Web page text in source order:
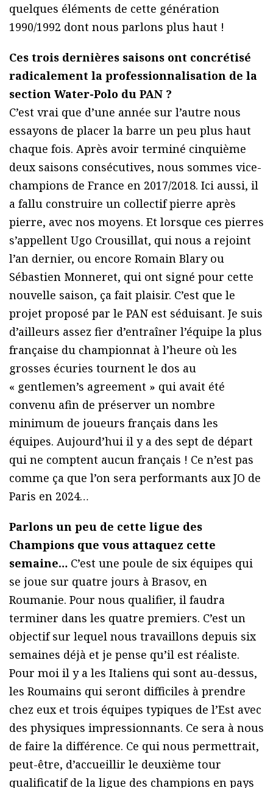
quelques éléments de cette génération
1990/1992 dont nous parlons plus haut !
Ces trois dernières saisons ont concrétisé
radicalement la professionnalisation de la
section Water-Polo du PAN ?
C’est vrai que d’une année sur l’autre nous
essayons de placer la barre un peu plus haut
chaque fois. Après avoir terminé cinquième
deux saisons consécutives, nous sommes vice-
champions de France en 2017/2018. Ici aussi, il
a fallu construire un collectif pierre après
pierre, avec nos moyens. Et lorsque ces pierres
s’appellent Ugo Crousillat, qui nous a rejoint
l’an dernier, ou encore Romain Blary ou
Sébastien Monneret, qui ont signé pour cette
nouvelle saison, ça fait plaisir. C’est que le
projet proposé par le PAN est séduisant. Je suis
d’ailleurs assez fier d’entraîner l’équipe la plus
française du championnat à l’heure où les
grosses écuries tournent le dos au
« gentlemen’s agreement » qui avait été
convenu afin de préserver un nombre
minimum de joueurs français dans les
équipes. Aujourd’hui il y a des sept de départ
qui ne comptent aucun français ! Ce n’est pas
comme ça que l’on sera performants aux JO de
Paris en 2024…
Parlons un peu de cette ligue des
Champions que vous attaquez cette
semaine… C’est une poule de six équipes qui
se joue sur quatre jours à Brasov, en
Roumanie. Pour nous qualifier, il faudra
terminer dans les quatre premiers. C’est un
objectif sur lequel nous travaillons depuis six
semaines déjà et je pense qu’il est réaliste.
Pour moi il y a les Italiens qui sont au-dessus,
les Roumains qui seront difficiles à prendre
chez eux et trois équipes typiques de l’Est avec
des physiques impressionnants. Ce sera à nous
de faire la différence. Ce qui nous permettrait,
peut-être, d’accueillir le deuxième tour
qualificatif de la ligue des champions en pays